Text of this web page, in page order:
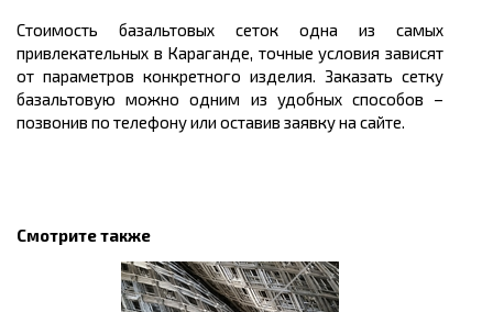
Стоимость базальтовых сеток одна из самых
привлекательных в Караганде, точные условия зависят
от параметров конкретного изделия. Заказать сетку
базальтовую можно одним из удобных способов –
позвонив по телефону или оставив заявку на сайте.
Смотрите также